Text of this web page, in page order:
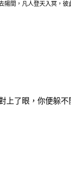
陽間，凡人登天入冥，彼
上了眼，你便躲